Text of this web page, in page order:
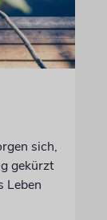
sich,
gekürzt
Leben